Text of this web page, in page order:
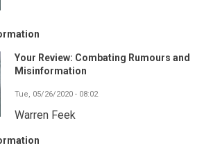
Your Review: Combating Rumours and
Misinformation
Tue, 05/26/2020 - 08:02
Warren Feek